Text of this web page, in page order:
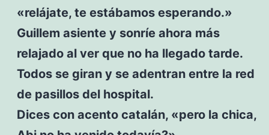
«relájate, te estábamos esperando.»
Guillem asiente y sonríe ahora más
relajado al ver que no ha llegado tarde.
Todos se giran y se adentran entre la red
de pasillos del hospital.
Dices con acento catalán, «pero la chica,